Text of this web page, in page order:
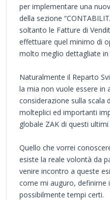
per implementare una
della sezione
soltanto le Fatture di
effettuare quel minimo di
molto meglio dettagliate
Naturalmente il Reparto
la mia non vuole essere in
considerazione sulla scala
molteplici ed importanti
globale ZAK di questi ultimi
Quello che vorrei
esiste la reale volontà da
venire incontro a queste
come mi auguro, definirne
possibilmente tempi certi.